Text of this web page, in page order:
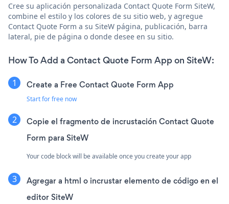
Cree su aplicación personalizada Contact Quote Form SiteW,
combine el estilo y los colores de su sitio web, y agregue
Contact Quote Form a su SiteW página, publicación, barra
lateral, pie de página o donde desee en su sitio.
How To Add a Contact Quote Form App on SiteW:
Create a Free Contact Quote Form App
Start for free now
Copie el fragmento de incrustación Contact Quote
Form para SiteW
Your code block will be available once you create your app
Agregar a html o incrustar elemento de código en el
editor SiteW